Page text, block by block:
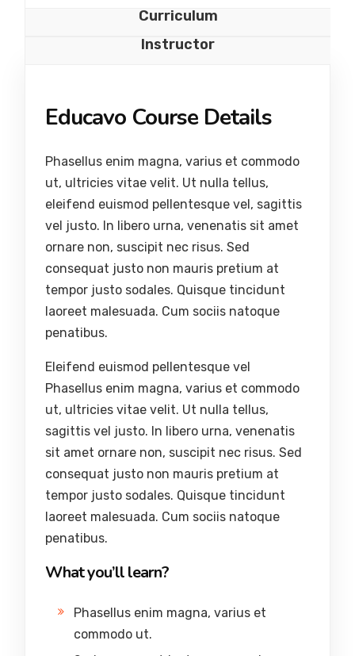
Curriculum
Instructor
Educavo Course Details
Phasellus enim magna, varius et commodo
ut, ultricies vitae velit. Ut nulla tellus,
eleifend euismod pellentesque vel, sagittis
vel justo. In libero urna, venenatis sit amet
ornare non, suscipit nec risus. Sed
consequat justo non mauris pretium at
tempor justo sodales. Quisque tincidunt
laoreet malesuada. Cum sociis natoque
penatibus.
Eleifend euismod pellentesque vel
Phasellus enim magna, varius et commodo
ut, ultricies vitae velit. Ut nulla tellus,
sagittis vel justo. In libero urna, venenatis
sit amet ornare non, suscipit nec risus. Sed
consequat justo non mauris pretium at
tempor justo sodales. Quisque tincidunt
laoreet malesuada. Cum sociis natoque
penatibus.
What you’ll learn?
Phasellus enim magna, varius et
commodo ut.